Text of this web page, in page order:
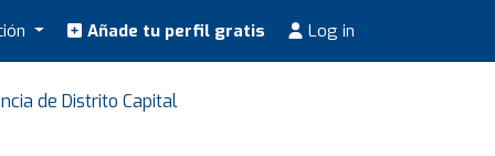
Añade tu perfil gratis Log in
de Distrito Capital